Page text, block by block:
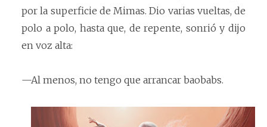
por la superficie de Mimas. Dio varias vueltas, de
polo a polo, hasta que, de repente, sonrió y dijo
en voz alta:
—Al menos, no tengo que arrancar baobabs.